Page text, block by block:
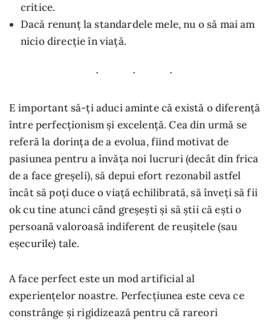
critice.
Dacă renunț la standardele mele, nu o să mai am
nicio direcție în viață.
E important să-ți aduci aminte că există o diferență
între perfecționism și excelență. Cea din urmă se
referă la dorința de a evolua, fiind motivat de
pasiunea pentru a învăța noi lucruri (decât din frica
de a face greșeli), să depui efort rezonabil astfel
încât să poți duce o viață echilibrată, să înveți să fii
ok cu tine atunci când greșești și să știi că ești o
persoană valoroasă indiferent de reușitele (sau
eșecurile) tale.
A face perfect este un mod artificial al
experiențelor noastre. Perfecțiunea este ceva ce
constrânge și rigidizează pentru că rareori